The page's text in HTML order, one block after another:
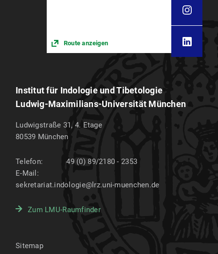
Route anzeigen
Institut für Indologie und Tibetologie
Ludwig-Maximilians-Universität München
Ludwigstraße 31, 4. Etage
80539 München
Telefon:
49 (0) 89/2180 - 2353
E-Mail:
sekretariat.indologie@lrz.uni-muenchen.de
Zum LMU-Raumfinder
Sitemap